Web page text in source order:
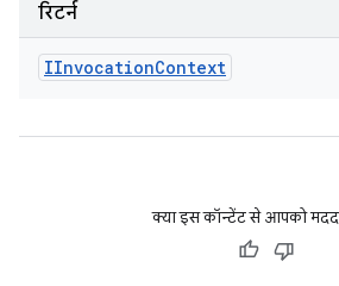
रिटर्न
IInvocationContext
क्या इस कॉन्टेंट से आपको मदद